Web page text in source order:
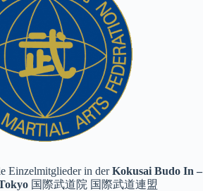
Einzelmitglieder in derKokusai Budo In –
国際武道院 国際武道連盟